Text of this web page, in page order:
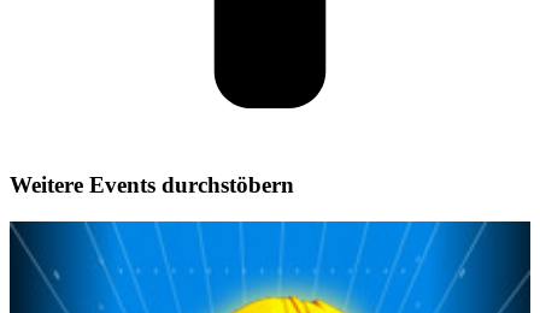
Weitere Events durchstöbern